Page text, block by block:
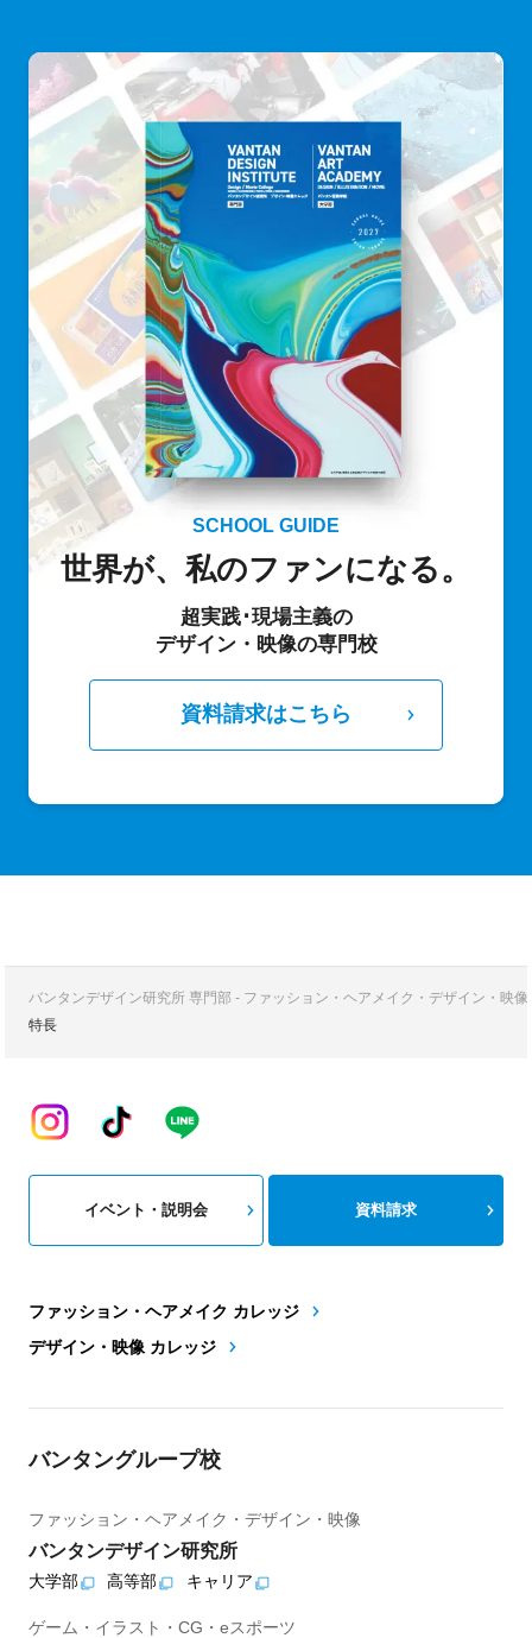
SCHOOL GUIDE
世界が、私のファンになる。
超実践･現場主義の
デザイン・映像の専門校
資料請求はこちら
バンタンデザイン研究所 専門部 - ファッション・ヘアメイク・デザイン・映
特長
ファッション・ヘアメイク カレッジ
デザイン・映像 カレッジ
イベント・説明会 資料請求
バンタングループ校
ファッション・ヘアメイク・デザイン・映像
バンタンデザイン研究所
大学部 高等部 キャリア
ゲーム・イラスト・CG・eスポーツ